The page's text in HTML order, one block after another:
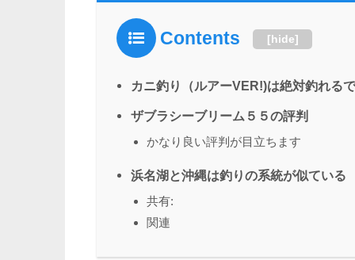
Contents [hide]
カニ釣り（ルアーVER!)は絶対釣れる
ザブラシーブリーム５５の評判
かなり良い評判が目立ちます
浜名湖と沖縄は釣りの系統が似ている
共有:
関連